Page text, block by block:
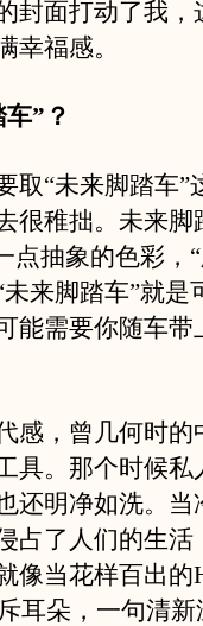
封面打动了我，
幸福感。
”？
“未来脚踏车”
很稚拙。未来脚
点抽象的色彩，
来脚踏车”就是
需要你随车带
，曾几何时的
具。那个时候私
还明净如洗。当
占了人们的生活
像当花样百出的
耳朵，一句清